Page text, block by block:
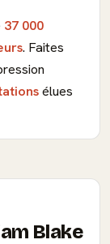
37 000
. Faites
élues
Blake